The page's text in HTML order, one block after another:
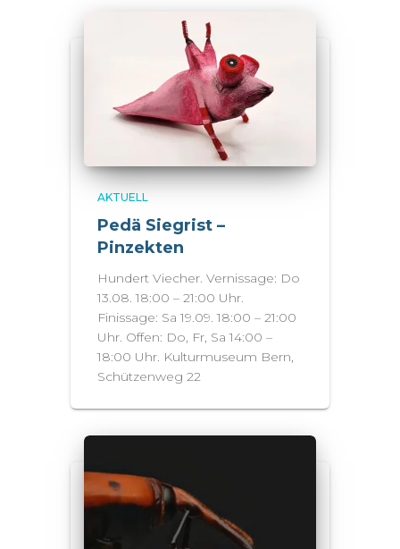
AKTUELL
Pedä Siegrist –
Pinzekten
Hundert Viecher. Vernissage: Do
13.08. 18:00 – 21:00 Uhr.
Finissage: Sa 19.09. 18:00 – 21:00
Uhr. Offen: Do, Fr, Sa 14:00 –
18:00 Uhr. Kulturmuseum Bern,
Schützenweg 22